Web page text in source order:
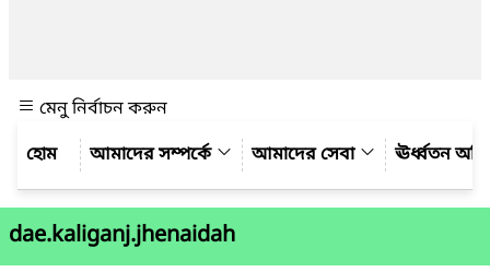
মেনু নির্বাচন করুন
আমাদের সম্পর্কে
আমাদের সেবা ঊর্ধ্বতন
dae.kaliganj.jhenaidah